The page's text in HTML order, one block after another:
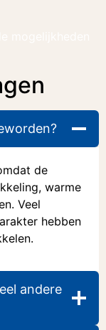
de
warme
Veel
hebben
andere